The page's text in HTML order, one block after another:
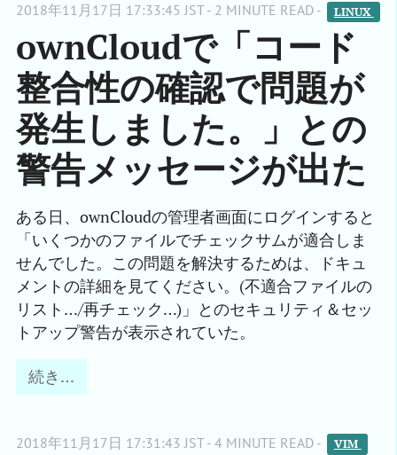
2018年11月17日 17:33:45 JST - 2 MINUTE READ - LINUX
ownCloudで「コード
整合性の確認で問題が
発生しました。」との
警告メッセージが出た
ある日、ownCloudの管理者画面にログインすると
「いくつかのファイルでチェックサムが適合しま
せんでした。この問題を解決するためは、ドキュ
メントの詳細を見てください。(不適合ファイルの
リスト…/再チェック…)」とのセキュリティ＆セッ
トアップ警告が表示されていた。
続き…
2018年11月17日 17:31:43 JST - 4 MINUTE READ - VIM